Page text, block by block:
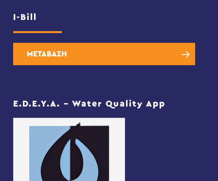
I-Bill
ΜΕΤΑΒΑΣΗ
E.D.E.Y.A. – Water Quality App